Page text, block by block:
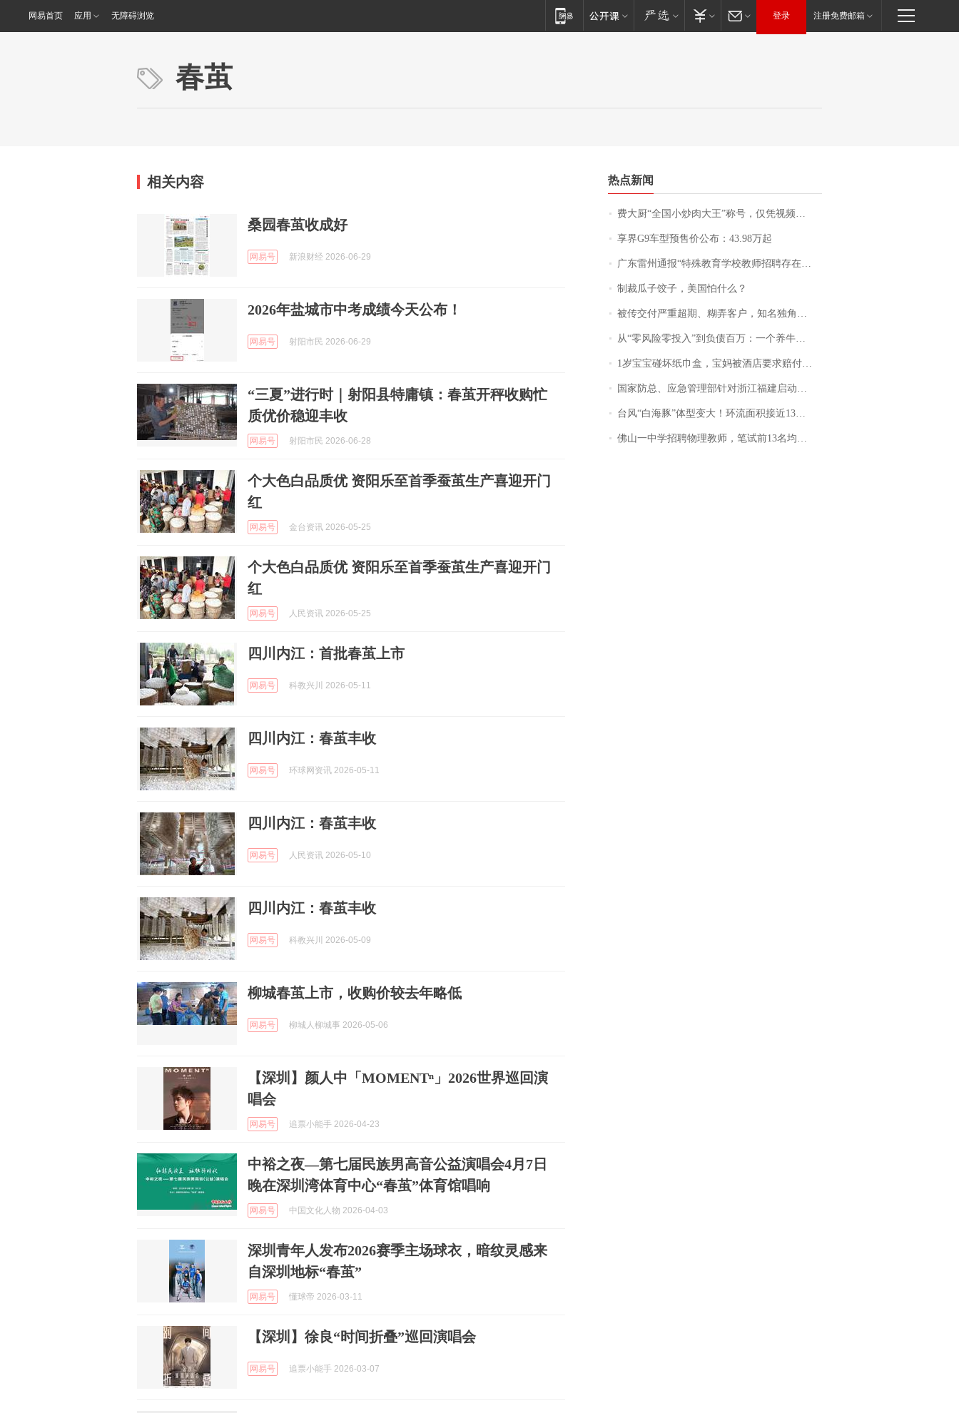
网易首页 应用 无障碍浏览 登录 注册免费邮箱
春茧
相关内容
桑园春茧收成好
网易号 新浪财经 2026-06-29
2026年盐城市中考成绩今天公布！
网易号 射阳市民 2026-06-29
“三夏”进行时｜射阳县特庸镇：春茧开秤收购忙
质优价稳迎丰收
网易号 射阳市民 2026-06-28
个大色白品质优 资阳乐至首季蚕茧生产喜迎开门
红
网易号 金台资讯 2026-05-25
个大色白品质优 资阳乐至首季蚕茧生产喜迎开门
红
网易号 人民资讯 2026-05-25
四川内江：首批春茧上市
网易号 科教兴川 2026-05-11
四川内江：春茧丰收
网易号 环球网资讯 2026-05-11
四川内江：春茧丰收
网易号 人民资讯 2026-05-10
四川内江：春茧丰收
网易号 科教兴川 2026-05-09
柳城春茧上市，收购价较去年略低
网易号 柳城人柳城事 2026-05-06
【深圳】颜人中「MOMENTⁿ」2026世界巡回演
唱会
网易号 追票小能手 2026-04-23
中裕之夜—第七届民族男高音公益演唱会4月7日
晚在深圳湾体育中心“春茧”体育馆唱响
网易号 中国文化人物 2026-04-03
深圳青年人发布2026赛季主场球衣，暗纹灵感来
自深圳地标“春茧”
网易号 懂球帝 2026-03-11
【深圳】徐良“时间折叠”巡回演唱会
网易号 追票小能手 2026-03-07
热点新闻
费大厨“全国小炒肉大王”称号，仅凭视频评出？中国烹饪协会回应
享界G9车型预售价公布：43.98万起
广东雷州通报“特殊教育学校教师招聘存在违规行为”：已启动问责程序 副校长被停职
制裁瓜子饺子，美国怕什么？
被传交付严重超期、糊弄客户，知名独角兽车企创始人回应：都没证据，将依法采取措施，“本人长期与美国交管局保持沟通，对方表示肯定”
从“零风险零投入”到负债百万：一个养牛项目崩盘后，谁该为农户的贷款买单丨红星调查
1岁宝宝碰坏纸巾盒，宝妈被酒店要求赔付924元！三亚一酒店回复：骨瓷定制！网友一查价格，吵翻了
国家防总、应急管理部针对浙江福建启动防汛防台风四级应急响应
台风“白海豚”体型变大！环流面积接近13个浙江那么大
佛山一中学招聘物理教师，笔试前13名均遭淘汰？教育局：已叫停招聘，成立调查组全面核查